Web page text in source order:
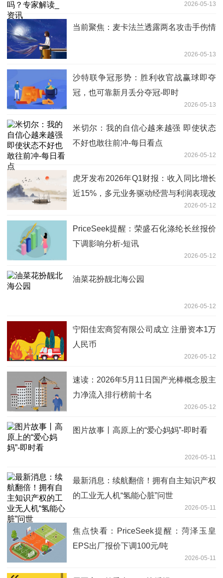
2026-05-13
当前聚焦：麦卡法兰透露两名攻击手伤情
2026-05-13
沙特联争冠形势：胜利收官战赢球即夺
冠，也可靠新月丢分夺冠-即时
2026-05-13
米切尔：我的自信心越来越强 即使状态
不好也敢往前冲-每日看点
2026-05-12
虎牙发布2026年Q1财报：收入同比增长
近15%，多元业务驱动经营与利润表现改
2026-05-12
PriceSeek提醒：荣盛石化涤纶长丝报价
下调影响分析-短讯
2026-05-12
油菜花扮靓北海公园
2026-05-12
宁阳佳宏商贸有限公司成立 注册资本1万
人民币
2026-05-12
速读：2026年5月11日国产光棒概念股主
力净流入排行榜前十名
2026-05-12
图片故事丨高原上的“爱心妈妈”-即时看
2026-05-11
最新消息：续航翻倍！拥有自主知识产权
的工业无人机“氢能心脏”问世
2026-05-11
焦点快看：PriceSeek提醒：菏泽玉皇
EPS出厂报价下调100元/吨
2026-05-11